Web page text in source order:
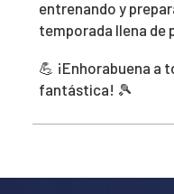
entrenando y
temporada llena de
💪 ¡Enhorabuena a
fantástica! 🎾